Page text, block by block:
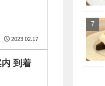
2023.02.17
到着